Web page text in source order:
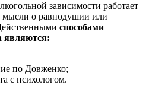
зависимости работает
мысли о равнодушии или
способами
являются:
по Довженко;
с психологом.